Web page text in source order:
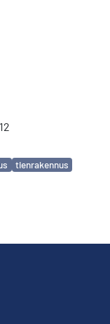
tienrakennus